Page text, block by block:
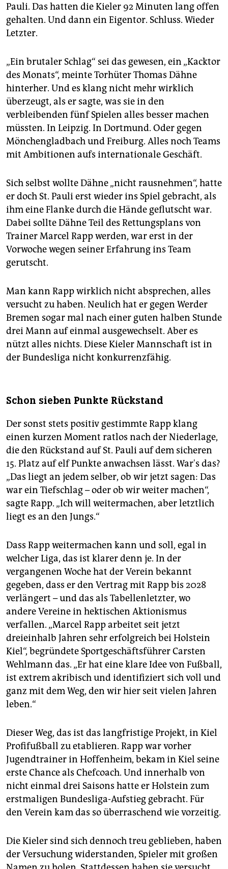
Pauli. Das hatten die Kieler 92 Minuten lang offen
gehalten. Und dann ein Eigentor. Schluss. Wieder
Letzter.
„Ein brutaler Schlag“ sei das gewesen, ein „Kacktor
des Monats“, meinte Torhüter Thomas Dähne
hinterher. Und es klang nicht mehr wirklich
überzeugt, als er sagte, was sie in den
verbleibenden fünf Spielen alles besser machen
müssten. In Leipzig. In Dortmund. Oder gegen
Mönchengladbach und Freiburg. Alles noch Teams
mit Ambitionen aufs internationale Geschäft.
Sich selbst wollte Dähne „nicht rausnehmen“, hatte
er doch St. Pauli erst wieder ins Spiel gebracht, als
ihm eine Flanke durch die Hände geflutscht war.
Dabei sollte Dähne Teil des Rettungsplans von
Trainer Marcel Rapp werden, war erst in der
Vorwoche wegen seiner Erfahrung ins Team
gerutscht.
Man kann Rapp wirklich nicht absprechen, alles
versucht zu haben. Neulich hat er gegen Werder
Bremen sogar mal nach einer guten halben Stunde
drei Mann auf einmal ausgewechselt. Aber es
nützt alles nichts. Diese Kieler Mannschaft ist in
der Bundesliga nicht konkurrenzfähig.
Schon sieben Punkte Rückstand
Der sonst stets positiv gestimmte Rapp klang
einen kurzen Moment ratlos nach der Niederlage,
die den Rückstand auf St. Pauli auf dem sicheren
15. Platz auf elf Punkte anwachsen lässt. War's das?
„Das liegt an jedem selber, ob wir jetzt sagen: Das
war ein Tiefschlag – oder ob wir weiter machen“,
sagte Rapp. „Ich will weitermachen, aber letztlich
liegt es an den Jungs.“
Dass Rapp weitermachen kann und soll, egal in
welcher Liga, das ist klarer denn je. In der
vergangenen Woche hat der Verein bekannt
gegeben, dass er den Vertrag mit Rapp bis 2028
verlängert – und das als Tabellenletzter, wo
andere Vereine in hektischen Aktionismus
verfallen. „Marcel Rapp arbeitet seit jetzt
dreieinhalb Jahren sehr erfolgreich bei Holstein
Kiel“, begründete Sportgeschäftsführer Carsten
Wehlmann das. „Er hat eine klare Idee von Fußball,
ist extrem akribisch und identifiziert sich voll und
ganz mit dem Weg, den wir hier seit vielen Jahren
leben.“
Dieser Weg, das ist das langfristige Projekt, in Kiel
Profifußball zu etablieren. Rapp war vorher
Jugendtrainer in Hoffenheim, bekam in Kiel seine
erste Chance als Chefcoach. Und innerhalb von
nicht einmal drei Saisons hatte er Holstein zum
erstmaligen Bundesliga-Aufstieg gebracht. Für
den Verein kam das so überraschend wie vorzeitig.
Die Kieler sind sich dennoch treu geblieben, haben
der Versuchung widerstanden, Spieler mit großen